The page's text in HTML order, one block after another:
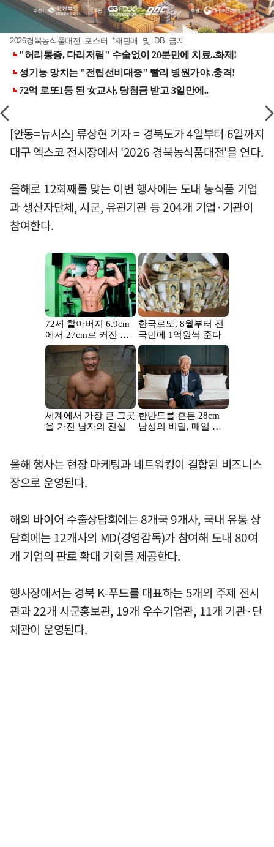
2026경북농식품대전 포스터 *재판매 및 DB 금지
[안동=뉴시스] 류상현 기자 = 경북도가 4일부터 6일까지
대구 엑스코 전시장에서 '2026 경북농식품대전'을 연다.
올해로 12회째를 맞는 이번 행사에는 도내 농식품 기업
과 생산자단체, 시군, 유관기관 등 204개 기업·기관이
참여한다.
올해 행사는 현장 마케팅과 네트워킹이 결합된 비즈니스
장으로 운영된다.
해외 바이어 수출상담회에는 8개국 9개사, 국내 유통 상
담회에는 12개사의 MD(경영감독)가 참여해 도내 80여
개 기업의 판로 확대 기회를 제공한다.
행사장에서는 경북 K-푸드를 대표하는 5개의 주제 전시
관과 22개 시군홍보관, 19개 우수기업관, 11개 기관·단
체관이 운영된다.